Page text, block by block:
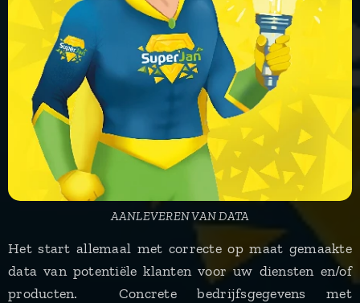
AANLEVEREN VAN DATA
Het start allemaal met correcte op maat gemaakte
data van potentiële klanten voor uw diensten en/of
producten. Concrete bedrijfsgegevens met